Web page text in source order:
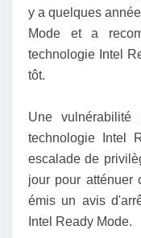
y a quelques
Mode et a
technologie Intel
tôt.
Une
technologie Intel
escalade de
jour pour atténuer
émis un avis
Intel Ready Mode.